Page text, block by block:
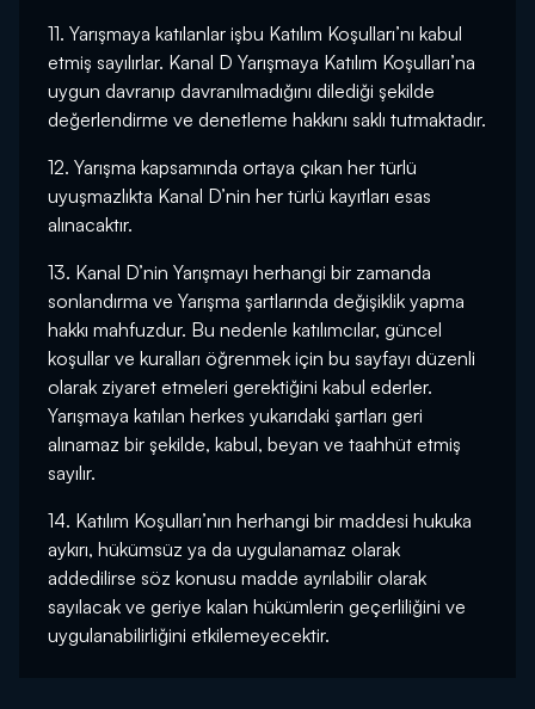
11. Yarışmaya katılanlar işbu Katılım Koşulları’nı kabul
etmiş sayılırlar. Kanal D Yarışmaya Katılım Koşulları’na
uygun davranıp davranılmadığını dilediği şekilde
değerlendirme ve denetleme hakkını saklı tutmaktadır.
12. Yarışma kapsamında ortaya çıkan her türlü
uyuşmazlıkta Kanal D’nin her türlü kayıtları esas
alınacaktır.
13. Kanal D’nin Yarışmayı herhangi bir zamanda
sonlandırma ve Yarışma şartlarında değişiklik yapma
hakkı mahfuzdur. Bu nedenle katılımcılar, güncel
koşullar ve kuralları öğrenmek için bu sayfayı düzenli
olarak ziyaret etmeleri gerektiğini kabul ederler.
Yarışmaya katılan herkes yukarıdaki şartları geri
alınamaz bir şekilde, kabul, beyan ve taahhüt etmiş
sayılır.
14. Katılım Koşulları’nın herhangi bir maddesi hukuka
aykırı, hükümsüz ya da uygulanamaz olarak
addedilirse söz konusu madde ayrılabilir olarak
sayılacak ve geriye kalan hükümlerin geçerliliğini ve
uygulanabilirliğini etkilemeyecektir.